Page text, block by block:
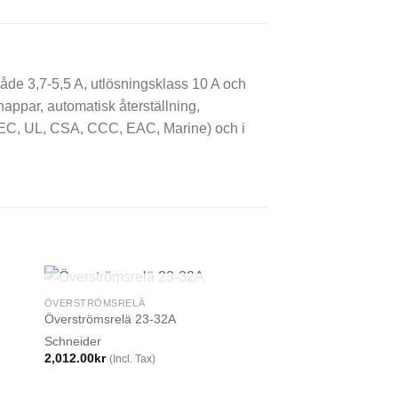
3,7-5,5 A, utlösningsklass 10 A och
automatisk återställning,
UL, CSA, CCC, EAC, Marine) och i
SLUT I LAGER
ÖVERSTRÖMSRELÄ
Överströmsrelä 23-32A
Schneider
2,012.00kr (Incl. Tax)